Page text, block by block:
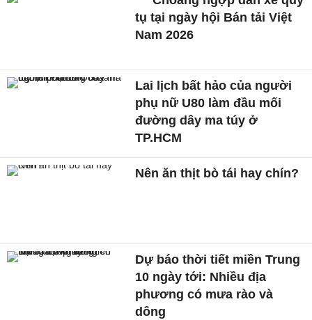
tụ tại ngày hội Bán tải Việt
Nam 2026
Lai lịch bất hảo của người
phụ nữ U80 làm đầu mối
đường dây ma túy ở
TP.HCM
Nên ăn thịt bò tái hay chín?
Dự báo thời tiết miền Trung
10 ngày tới: Nhiều địa
phương có mưa rào và
dông